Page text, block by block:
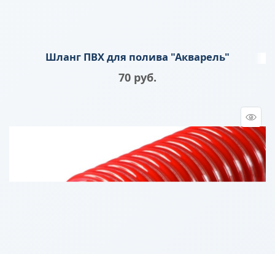
Шланг ПВХ для полива "Акварель"
70 руб.